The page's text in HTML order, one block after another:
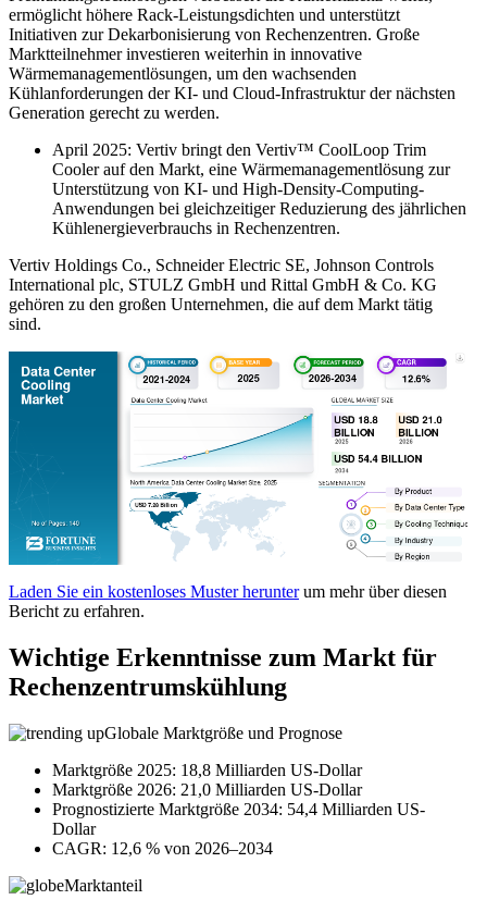
ermöglicht höhere Rack-Leistungsdichten und unterstützt
Initiativen zur Dekarbonisierung von Rechenzentren. Große
Marktteilnehmer investieren weiterhin in innovative
Wärmemanagementlösungen, um den wachsenden
Kühlanforderungen der KI- und Cloud-Infrastruktur der nächsten
Generation gerecht zu werden.
April 2025: Vertiv bringt den Vertiv™ CoolLoop Trim
Cooler auf den Markt, eine Wärmemanagementlösung zur
Unterstützung von KI- und High-Density-Computing-
Anwendungen bei gleichzeitiger Reduzierung des jährlichen
Kühlenergieverbrauchs in Rechenzentren.
Vertiv Holdings Co., Schneider Electric SE, Johnson Controls
International plc, STULZ GmbH und Rittal GmbH & Co. KG
gehören zu den großen Unternehmen, die auf dem Markt tätig
sind.
Laden Sie ein kostenloses Muster herunterum mehr über diesen
Bericht zu erfahren.
Wichtige Erkenntnisse zum Markt für
Rechenzentrumskühlung
Globale Marktgröße und Prognose
Marktgröße 2025: 18,8 Milliarden US-Dollar
Marktgröße 2026: 21,0 Milliarden US-Dollar
Prognostizierte Marktgröße 2034: 54,4 Milliarden US-
Dollar
CAGR: 12,6 % von 2026–2034
Marktanteil